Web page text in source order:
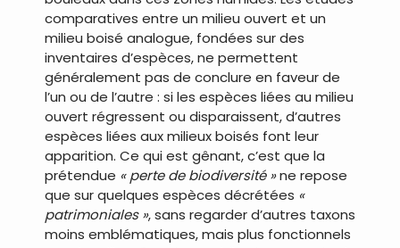
comparatives entre un milieu ouvert et un
milieu boisé analogue, fondées sur des
inventaires d’espèces, ne permettent
généralement pas de conclure en faveur de
l’un ou de l’autre : si les espèces liées au milieu
ouvert régressent ou disparaissent, d’autres
espèces liées aux milieux boisés font leur
apparition. Ce qui est gênant, c’est que la
prétendue « perte de biodiversité »ne repose
que sur quelques espèces décrétées «
patrimoniales », sans regarder d’autres taxons
moins emblématiques, mais plus fonctionnels